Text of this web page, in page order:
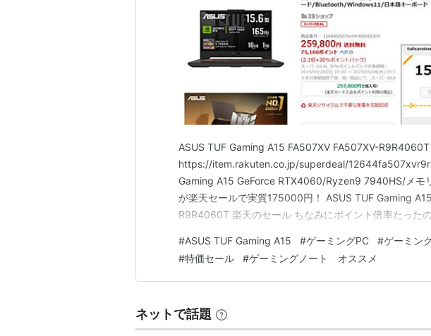
ASUS TUF Gaming A15 FA507XV FA507XV-
https://item.rakuten.co.jp/superdeal/
Gaming A15 GeForce RTX4060/Ryzen9 7940HS/メモ
が楽天セールで実質175000円！ ASUS TUF Gaming
R9R4060T 楽天のセール ちなみにポイント倍率たった
#ASUS TUF Gaming A15 #ゲーミングPC #ゲーミン
#特価セール #ゲーミングノート オススメ
ネットで話題